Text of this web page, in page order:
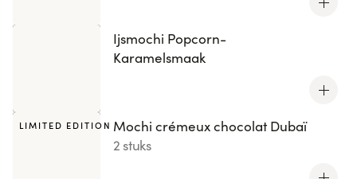
Ijsmochi Popcorn-
Karamelsmaak
LIMITED EDITION Mochi crémeux chocolat Dubaï
2 stuks